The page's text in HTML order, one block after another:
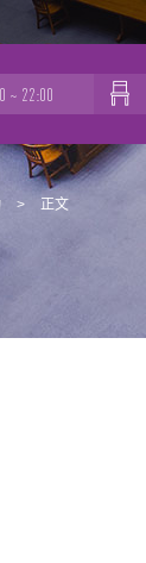
~ 22:00
> 正文